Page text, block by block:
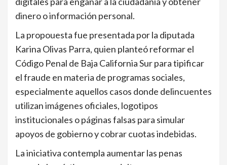
dinero o información personal.
La propouesta fue presentada por la diputada
Karina Olivas Parra, quien planteó reformar el
Código Penal de Baja California Sur para tipificar
el fraude en materia de programas sociales,
especialmente aquellos casos donde delincuentes
utilizan imágenes oficiales, logotipos
institucionales o páginas falsas para simular
apoyos de gobierno y cobrar cuotas indebidas.
La iniciativa contempla aumentar las penas